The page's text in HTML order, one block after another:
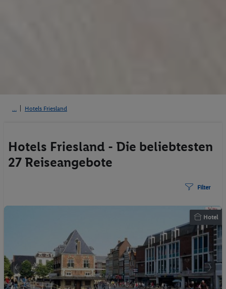
Hotels Friesland
Hotels Friesland - Die beliebtesten
27 Reiseangebote
Filter
Hotel